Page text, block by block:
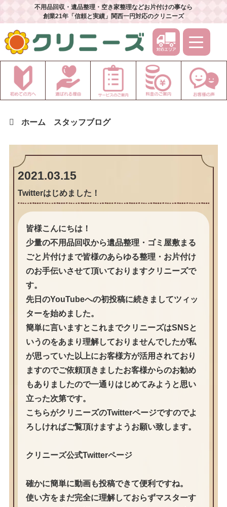
不用品回収・遺品整理・空き家整理などお片付けの事なら
創業21年「信頼と実績」関西一円対応のクリニーズ
ホーム スタッフブログ
2021.03.15
Twitterはじめました！
皆様こんにちは！
少量の不用品回収から遺品整理・ゴミ屋敷まる
ごと片付けまで皆様のあらゆる整理・お片付け
のお手伝いさせて頂いておりますクリニーズで
す。
先日のYouTubeへの初投稿に続きましてツィッ
ターを始めました。
簡単に言いますとこれまでクリニーズはSNSと
いうのをあまり理解しておりませんでしたが私
が思っていた以上にお客様方が活用されており
ますのでご依頼頂きましたお客様からのお勧め
もありましたので一通りはじめてみようと思い
立った次第です。
こちらがクリニーズのTwitterページですのでよ
ろしければご覧頂けますようお願い致します。
クリニーズ公式Twitterページ
確かに簡単に動画も投稿できて便利ですね。
使い方をまだ完全に理解しておらずマスターす